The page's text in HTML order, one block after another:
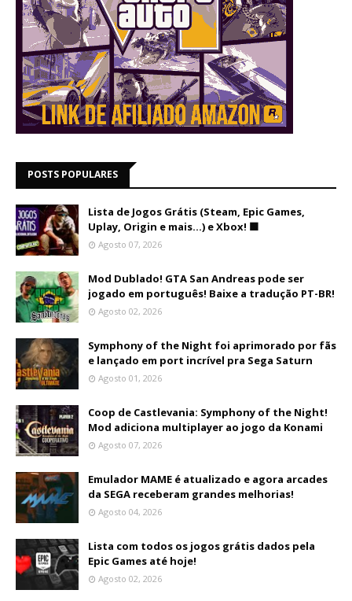
POSTS POPULARES
Lista de Jogos Grátis (Steam, Epic Games,
Uplay, Origin e mais...) e Xbox! 🟩
Agosto 07, 2026
Mod Dublado! GTA San Andreas pode ser
jogado em português! Baixe a tradução PT-BR!
Agosto 02, 2026
Symphony of the Night foi aprimorado por fãs
e lançado em port incrível pra Sega Saturn
Agosto 01, 2026
Coop de Castlevania: Symphony of the Night!
Mod adiciona multiplayer ao jogo da Konami
Agosto 07, 2026
Emulador MAME é atualizado e agora arcades
da SEGA receberam grandes melhorias!
Agosto 04, 2026
Lista com todos os jogos grátis dados pela
Epic Games até hoje!
Agosto 02, 2026